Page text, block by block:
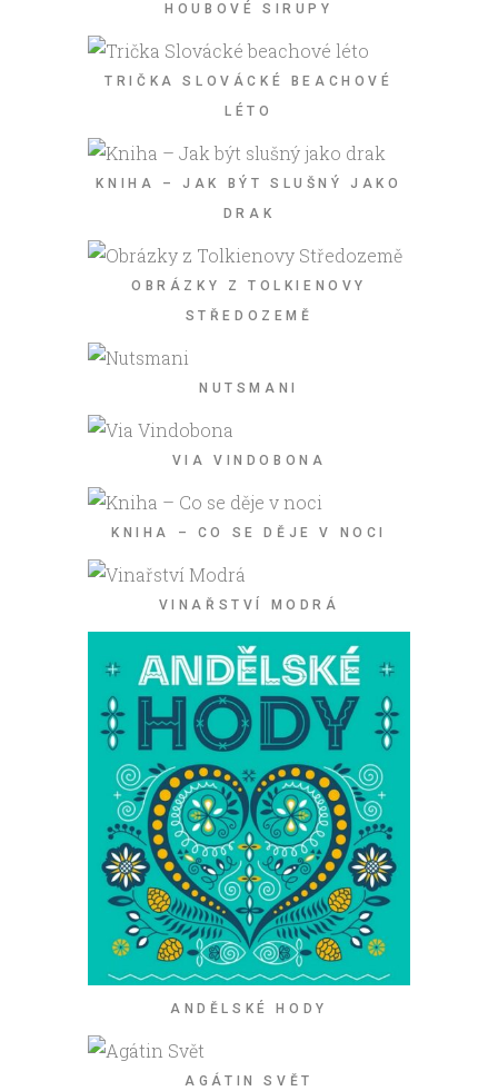
HOUBOVÉ SIRUPY
TRIČKA SLOVÁCKÉ BEACHOVÉ
LÉTO
KNIHA – JAK BÝT SLUŠNÝ JAKO
DRAK
OBRÁZKY Z TOLKIENOVY
STŘEDOZEMĚ
NUTSMANI
VIA VINDOBONA
KNIHA – CO SE DĚJE V NOCI
VINAŘSTVÍ MODRÁ
ANDĚLSKÉ HODY
AGÁTIN SVĚT